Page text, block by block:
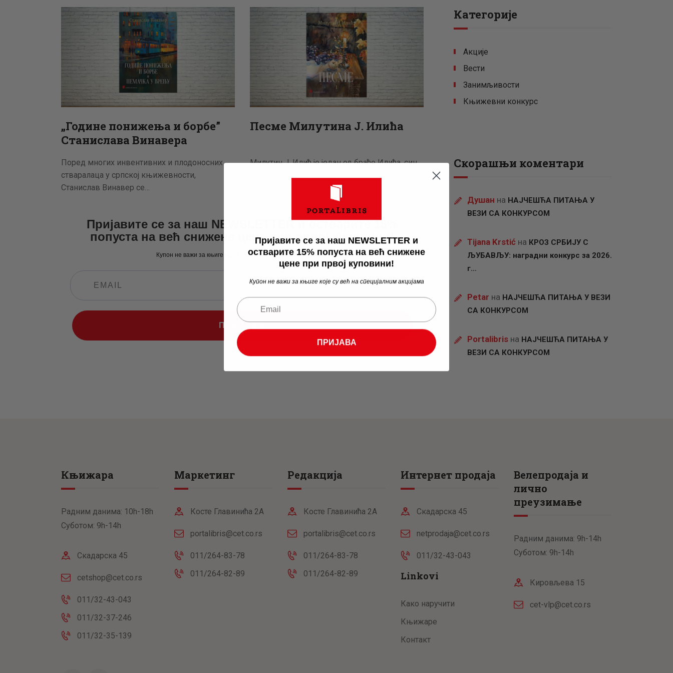
АКТУЕЛНОСТИ
ЦЕНОВНИК
ПИСМО
„Године понижења и борбе”
Станислава Винавера
Поред многих инвентивних и плодоносних
стваралаца у српској књижевности,
Станислав Винавер се…
Песме Милутина Ј. Илића
Милутин Ј. Илић је један од браће Илића, син
Пријавите се за наш NEWSLETTER и остварите 15%
попуста на већ снижене цене при првој куповини!
Купон не важи за књиге које су већ на специјалним акцијама
ПРИЈАВА
Категорије
Акције
Вести
Занимљивости
Књижевни конкурс
Скорашњи коментари
Душан на НАЈЧЕШЋА ПИТАЊА У
ВЕЗИ СА КОНКУРСОМ
Tijana Krstić на КРОЗ СРБИЈУ С
ЉУБАВЉУ: наградни конкурс за 2026.
г…
Petar на НАЈЧЕШЋА ПИТАЊА У ВЕЗИ
СА КОНКУРСОМ
Portalibris на НАЈЧЕШЋА ПИТАЊА У
ВЕЗИ СА КОНКУРСОМ
Књижара
Радним данима: 10h-18h
Суботом: 9h-14h
Скадарска 45
cetshop@cet.co.rs
011/32-43-043
011/32-37-246
011/32-35-139
Маркетинг
Косте Главинића 2А
portalibris@cet.co.rs
011/264-83-78
011/264-82-89
Редакција
Косте Главинића 2А
portalibris@cet.co.rs
011/264-83-78
011/264-82-89
Интернет продаја
Скадарска 45
netprodaja@cet.co.rs
011/32-43-043
Linkovi
Како наручити
Књижаре
Контакт
Велепродаја и
лично
преузимање
Радним данима: 9h-14h
Суботом: 9h-14h
Кировљева 15
cet-vlp@cet.co.rs
Пријавите се за наш NEWSLETTER и
остварите 15% попуста на већ снижене
цене при првој куповини!
Купон не важи за књиге које су већ на специјалним акцијама
ПРИЈАВА